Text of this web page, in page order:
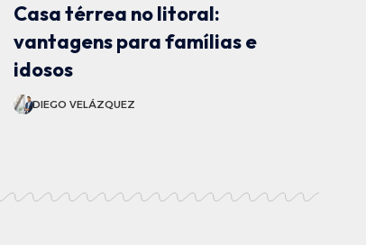
Casa térrea no litoral:
vantagens para famílias e
idosos
DIEGO VELÁZQUEZ